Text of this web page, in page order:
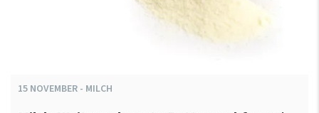
15 NOVEMBER - MILCH